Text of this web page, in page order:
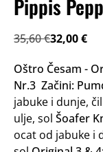
Pippis
35,60€
Izvorna
bila
je:
35,60 €.
32,00€
Trenutna
je:
32,00 €.
Oštro Česam -
Nr.3 Začini:
jabuke i dunje,
ulje, sol Šoafer
ocat od jabuke i